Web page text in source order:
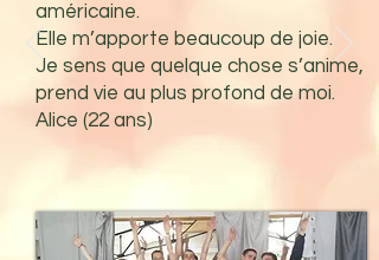
américaine.
Elle m’apporte beaucoup de joie.
Je sens que quelque chose s’anime,
prend vie au plus profond de moi.
Alice (22 ans)